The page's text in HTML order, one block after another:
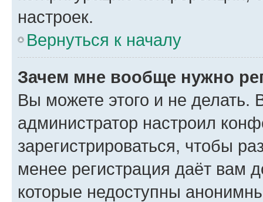
настроек.
Вернуться к началу
Зачем мне вообще нужно
Вы можете этого и не делать.
администратор настроил
зарегистрироваться, чтобы
менее регистрация даёт вам
которые недоступны